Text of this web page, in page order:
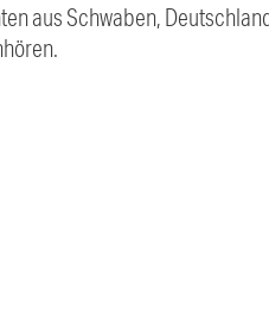
aus Schwaben,